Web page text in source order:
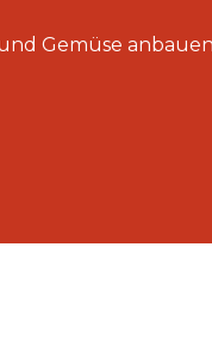
Gemüse anbauen